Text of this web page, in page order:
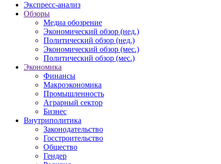
Экспресс-анализ
Обзоры
Медиа обозрение
Экономический обзор (нед.)
Политический обзор (нед.)
Экономический обзор (мес.)
Политический обзор (мес.)
Экономика
Финансы
Макроэкономика
Промышленность
Аграрный сектор
Бизнес
Внутриполитика
Законодательство
Госстроительство
Общество
Гендер